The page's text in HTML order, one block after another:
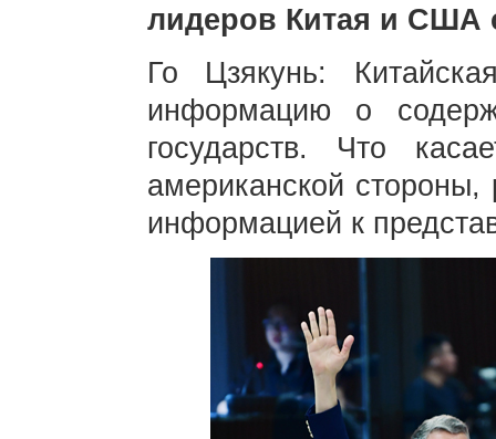
лидеров Китая и США
Го Цзякунь:
информацию о
государств. Что
американской
информацией к